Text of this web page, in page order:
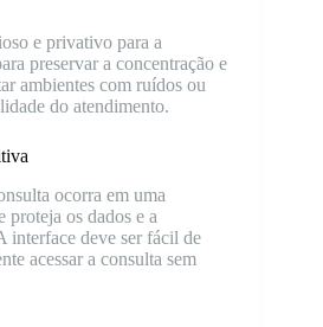
e privativo para a
preservar a concentração e
ambientes com ruídos ou
do atendimento.
ocorra em uma
os dados e a
interface deve ser fácil de
acessar a consulta sem